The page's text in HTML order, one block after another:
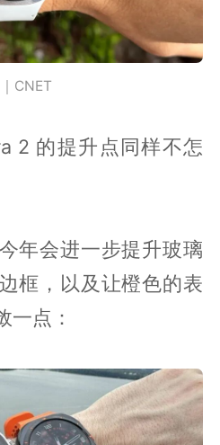
CNET
2 的提升点同样不怎
年会进一步提升玻璃
框，以及让橙色的表
一点：